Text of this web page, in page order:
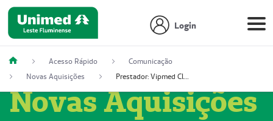
Login
Acesso Rápido
Comunicação
Novas Aquisições
Prestador: Vipmed Clínica Geral Ltda, 51004349-0 (Nome Fantasia: Policlínica Master)
Novas Aquisições